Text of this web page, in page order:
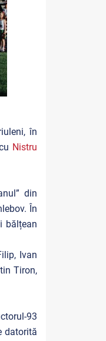
în
Nistru
din
În
bălțean
Ivan
Tiron,
93
datorită